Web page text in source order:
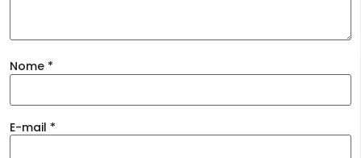
Nome *
E-mail *